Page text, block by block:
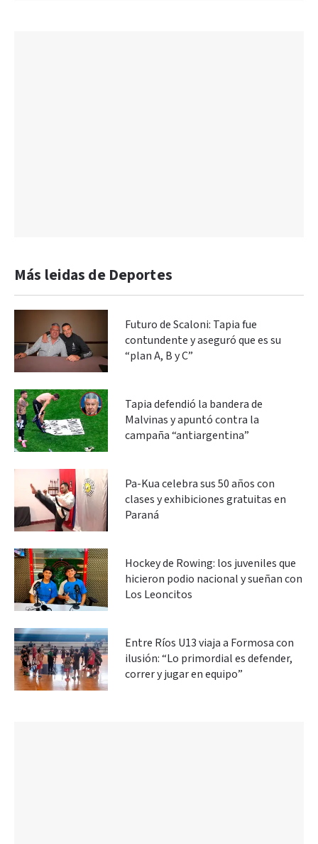
Más leidas de Deportes
Futuro de Scaloni: Tapia fue
contundente y aseguró que es su
“plan A, B y C”
Tapia defendió la bandera de
Malvinas y apuntó contra la
campaña “antiargentina”
Pa-Kua celebra sus 50 años con
clases y exhibiciones gratuitas en
Paraná
Hockey de Rowing: los juveniles que
hicieron podio nacional y sueñan con
Los Leoncitos
Entre Ríos U13 viaja a Formosa con
ilusión: “Lo primordial es defender,
correr y jugar en equipo”